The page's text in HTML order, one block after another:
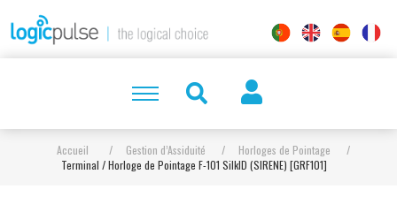
Accueil / Gestion d’Assiduité / Horloges de Pointage
/
Terminal / Horloge de Pointage F-101 SilkID (SIRENE) [GRF101]